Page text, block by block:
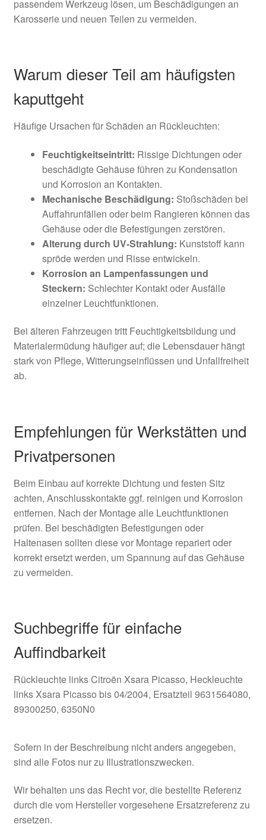
passendem Werkzeug lösen, um Beschädigungen an
Karosserie und neuen Teilen zu vermeiden.
Warum dieser Teil am häufigsten
kaputtgeht
Häufige Ursachen für Schäden an Rückleuchten:
Feuchtigkeitseintritt: Rissige Dichtungen oder
beschädigte Gehäuse führen zu Kondensation
und Korrosion an Kontakten.
Mechanische Beschädigung: Stoßschäden bei
Auffahrunfällen oder beim Rangieren können das
Gehäuse oder die Befestigungen zerstören.
Alterung durch UV-Strahlung: Kunststoff kann
spröde werden und Risse entwickeln.
Korrosion an Lampenfassungen und
Steckern: Schlechter Kontakt oder Ausfälle
einzelner Leuchtfunktionen.
Bei älteren Fahrzeugen tritt Feuchtigkeitsbildung und
Materialermüdung häufiger auf; die Lebensdauer hängt
stark von Pflege, Witterungseinflüssen und Unfallfreiheit
ab.
Empfehlungen für Werkstätten und
Privatpersonen
Beim Einbau auf korrekte Dichtung und festen Sitz
achten, Anschlusskontakte ggf. reinigen und Korrosion
entfernen. Nach der Montage alle Leuchtfunktionen
prüfen. Bei beschädigten Befestigungen oder
Haltenasen sollten diese vor Montage repariert oder
korrekt ersetzt werden, um Spannung auf das Gehäuse
zu vermeiden.
Suchbegriffe für einfache
Auffindbarkeit
Rückleuchte links Citroën Xsara Picasso, Heckleuchte
links Xsara Picasso bis 04/2004, Ersatzteil 9631564080,
89300250, 6350N0
Sofern in der Beschreibung nicht anders angegeben,
sind alle Fotos nur zu Illustrationszwecken.
Wir behalten uns das Recht vor, die bestellte Referenz
durch die vom Hersteller vorgesehene Ersatzreferenz zu
ersetzen.